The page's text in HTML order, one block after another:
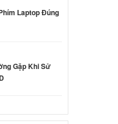
Laptop Đúng
Gặp Khi Sử